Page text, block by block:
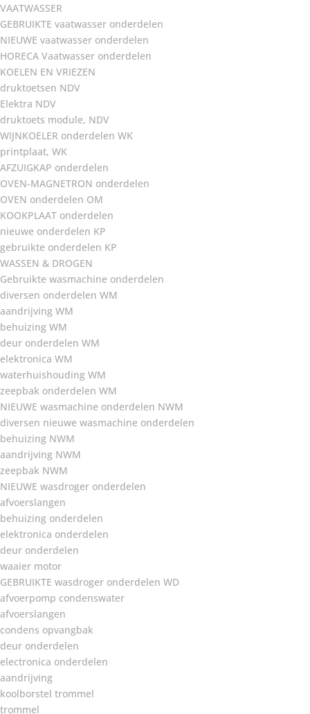
VAATWASSER
GEBRUIKTE vaatwasser onderdelen
NIEUWE vaatwasser onderdelen
HORECA Vaatwasser onderdelen
KOELEN EN VRIEZEN
druktoetsen NDV
Elektra NDV
druktoets module, NDV
WIJNKOELER onderdelen WK
printplaat, WK
AFZUIGKAP onderdelen
OVEN-MAGNETRON onderdelen
OVEN onderdelen OM
KOOKPLAAT onderdelen
nieuwe onderdelen KP
gebruikte onderdelen KP
WASSEN & DROGEN
Gebruikte wasmachine onderdelen
diversen onderdelen WM
aandrijving WM
behuizing WM
deur onderdelen WM
elektronica WM
waterhuishouding WM
zeepbak onderdelen WM
NIEUWE wasmachine onderdelen NWM
diversen nieuwe wasmachine onderdelen
behuizing NWM
aandrijving NWM
zeepbak NWM
NIEUWE wasdroger onderdelen
afvoerslangen
behuizing onderdelen
elektronica onderdelen
deur onderdelen
waaier motor
GEBRUIKTE wasdroger onderdelen WD
afvoerpomp condenswater
afvoerslangen
condens opvangbak
deur onderdelen
electronica onderdelen
aandrijving
koolborstel trommel
trommel